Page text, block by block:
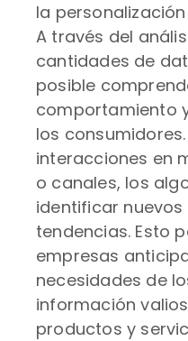
la
A través del
cantidades de
posible
comportamiento
los
interacciones en
o canales, los
identificar
tendencias. Esto
empresas
necesidades de
información
productos y